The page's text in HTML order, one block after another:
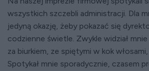
wszystkich szczebli administracji. Dla
jedyną okazję, żeby pokazać się
codzienne świetle. Zwykle widział
za biurkiem, ze spiętymi w kok
Spotykał mnie sporadycznie, czasem